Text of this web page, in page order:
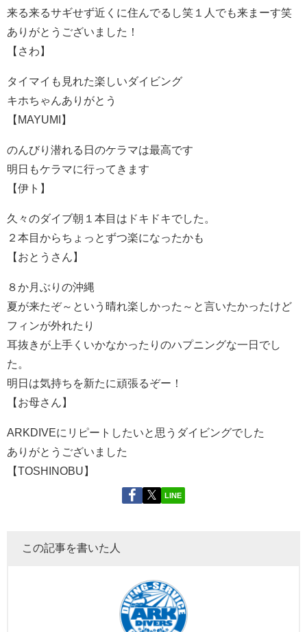
来る来るサギせず近くに住んでるし笑１人でも来まーす笑
ありがとうございました！
【さわ】
タイマイも見れた楽しいダイビング
キホちゃんありがとう
【MAYUMI】
のんびり潜れる日のケラマは最高です
明日もケラマに行ってきます
【伊ト】
久々のダイブ朝１本目はドキドキでした。
２本目からちょっとずつ楽になったかも
【おとうさん】
８か月ぶりの沖縄
夏が来たぞ～という晴れ楽しかった～と言いたかったけど
フィンが外れたり
耳抜きが上手くいかなかったりのハプニングな一日でし
た。
明日は気持ちを新たに頑張るぞー！
【お母さん】
ARKDIVEにリピートしたいと思うダイビングでした
ありがとうございました
【TOSHINOBU】
LINE
この記事を書いた人